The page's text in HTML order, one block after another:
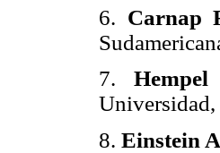
6. Carnap
7.
Universidad,
8. Einstein